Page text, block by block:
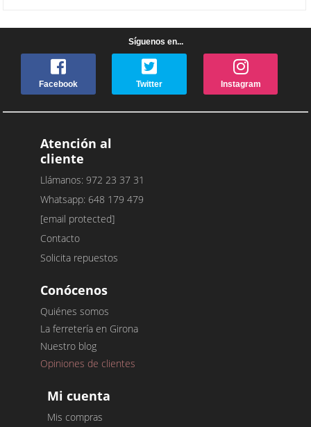
Síguenos en...
Facebook Twitter Instagram
Atención al
cliente
Llámanos: 972 23 37 31
Whatsapp: 648 179 479
[email protected]
Contacto
Solicita repuestos
Conócenos
Quiénes somos
La ferretería en Girona
Nuestro blog
Opiniones de clientes
Mi cuenta
Mis compras